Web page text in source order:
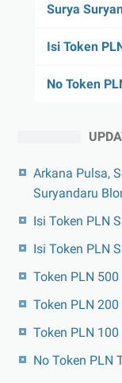
Surya
Isi Token
No Token
Arkana Pulsa,
Suryandaru
Isi Token PLN
Isi Token PLN
Token PLN
Token PLN
Token PLN
No Token PLN